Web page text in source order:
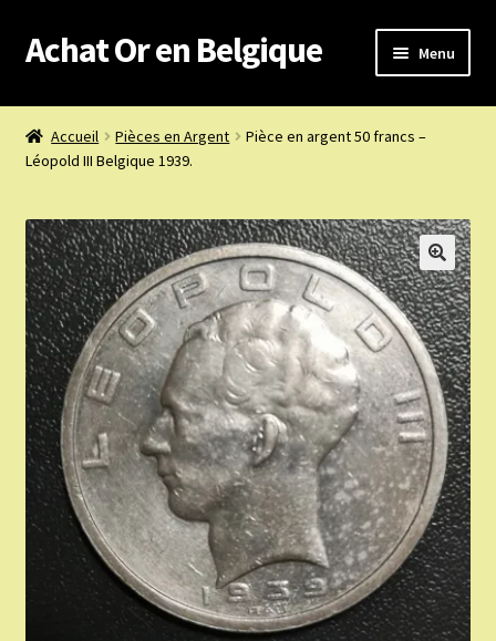
Aller
à
navigation
Aller
au
Achat Or en Belgique Menu
Achat or en Belgique
Boutique or et argent
Confidentialité
Heures d’ouverture
Nous achetons
Nous contacter
Validation de la commande
Vous Vendez
Accueil Pièces en Argent
Pièce en argent 50 francs –
Léopold III Belgique 1939.